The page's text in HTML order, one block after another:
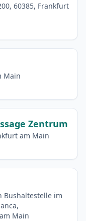
60385, Frankfurt
Main
Zentrum
am Main
Bushaltestelle im
Main